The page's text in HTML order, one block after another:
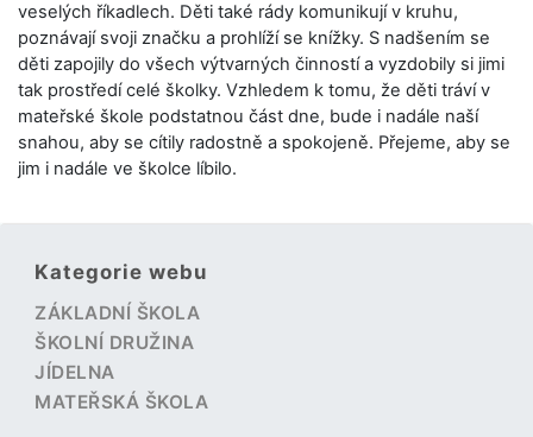
veselých říkadlech. Děti také rády komunikují v kruhu,
poznávají svoji značku a prohlíží se knížky. S nadšením se
děti zapojily do všech výtvarných činností a vyzdobily si jimi
tak prostředí celé školky. Vzhledem k tomu, že děti tráví v
mateřské škole podstatnou část dne, bude i nadále naší
snahou, aby se cítily radostně a spokojeně. Přejeme, aby se
jim i nadále ve školce líbilo.
Kategorie webu
ZÁKLADNÍ ŠKOLA
ŠKOLNÍ DRUŽINA
JÍDELNA
MATEŘSKÁ ŠKOLA